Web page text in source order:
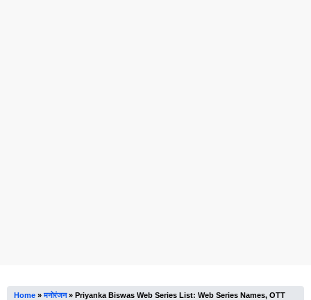
Home »मनोरंजन» Priyanka Biswas Web Series List: Web Series Names, OTT